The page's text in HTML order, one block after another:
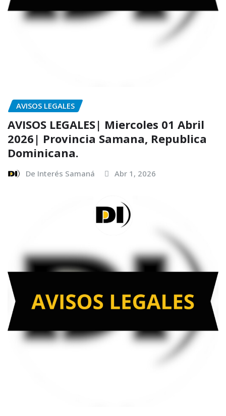
AVISOS LEGALES
AVISOS LEGALES| Miercoles 01 Abril
2026| Provincia Samana, Republica
Dominicana.
De Interés Samaná Abr 1, 2026